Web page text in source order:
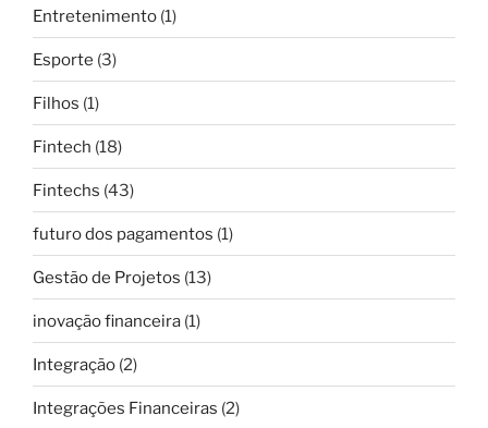
Entretenimento (1)
Esporte (3)
Filhos (1)
Fintech (18)
Fintechs (43)
futuro dos pagamentos (1)
Gestão de Projetos (13)
inovação financeira (1)
Integração (2)
Integrações Financeiras (2)